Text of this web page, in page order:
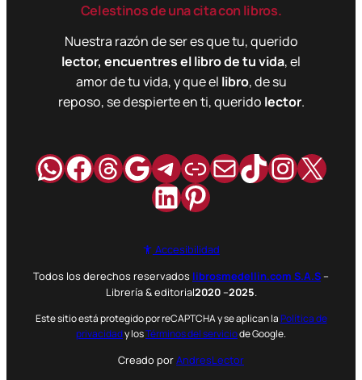
Celestinos de una cita con libros.
Nuestra razón de ser es que tu, querido
lector, encuentres el libro de tu vida, el
amor de tu vida, y que el libro, de su
reposo, se despierte en ti, querido lector.
WhatsApp
Facebook
Hilos
Google
Telegram
Enlace
Correo
TikTok
X
LinkedIn
Pinterest
Accesibilidad
Todos los derechos reservados librosmedellin.com S.A.S–
Librería & editorial2020–2025.
Este sitio está protegido por reCAPTCHA y se aplican laPolítica de
privacidady losTérminos del serviciode Google.
Creado porAndresLector